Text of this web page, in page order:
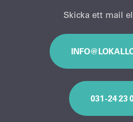
Skicka ett mail
031 - 24 23